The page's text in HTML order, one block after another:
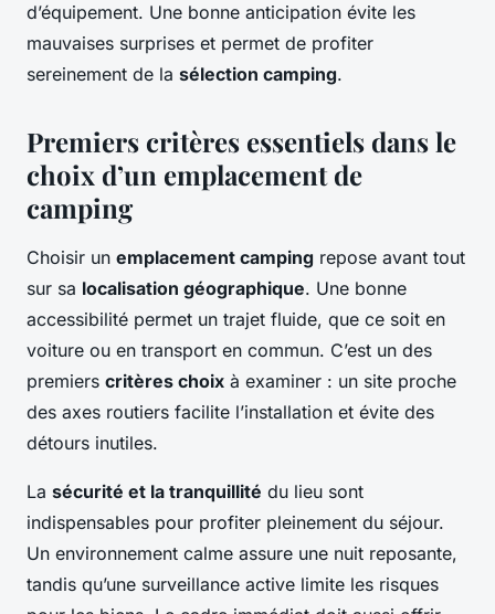
d’équipement. Une bonne anticipation évite les
mauvaises surprises et permet de profiter
sereinement de la sélection camping.
Premiers critères essentiels dans le
choix d’un emplacement de
camping
Choisir un emplacement camping repose avant tout
sur sa localisation géographique. Une bonne
accessibilité permet un trajet fluide, que ce soit en
voiture ou en transport en commun. C’est un des
premiers critères choix à examiner : un site proche
des axes routiers facilite l’installation et évite des
détours inutiles.
La sécurité et la tranquillité du lieu sont
indispensables pour profiter pleinement du séjour.
Un environnement calme assure une nuit reposante,
tandis qu’une surveillance active limite les risques